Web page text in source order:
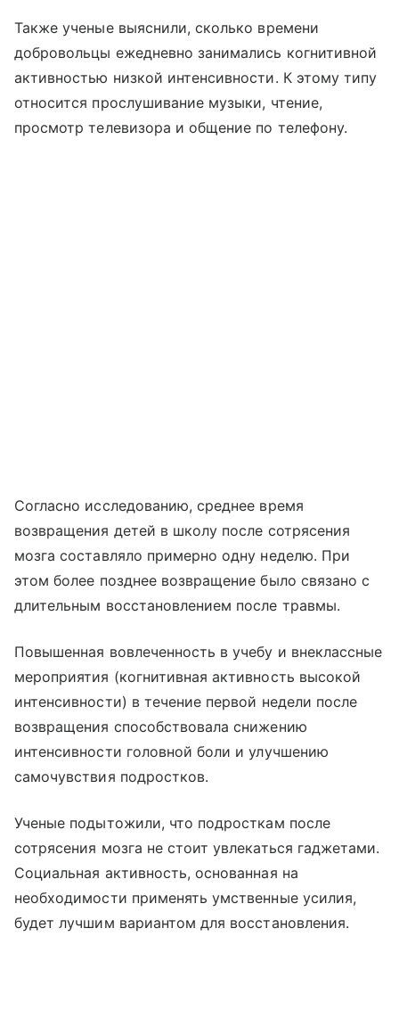
Также ученые выяснили, сколько времени
добровольцы ежедневно занимались когнитивной
активностью низкой интенсивности. К этому типу
относится прослушивание музыки, чтение,
просмотр телевизора и общение по телефону.
Согласно исследованию, среднее время
возвращения детей в школу после сотрясения
мозга составляло примерно одну неделю. При
этом более позднее возвращение было связано с
длительным восстановлением после травмы.
Повышенная вовлеченность в учебу и внеклассные
мероприятия (когнитивная активность высокой
интенсивности) в течение первой недели после
возвращения способствовала снижению
интенсивности головной боли и улучшению
самочувствия подростков.
Ученые подытожили, что подросткам после
сотрясения мозга не стоит увлекаться гаджетами.
Социальная активность, основанная на
необходимости применять умственные усилия,
будет лучшим вариантом для восстановления.